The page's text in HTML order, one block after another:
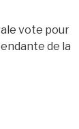
vote pour
de la